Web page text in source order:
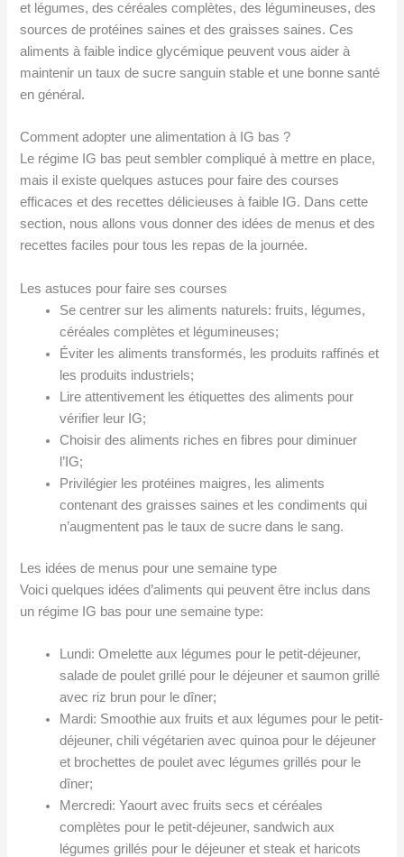
et légumes, des céréales complètes, des légumineuses, des
sources de protéines saines et des graisses saines. Ces
aliments à faible indice glycémique peuvent vous aider à
maintenir un taux de sucre sanguin stable et une bonne santé
en général.
Comment adopter une alimentation à IG bas ?
Le régime IG bas peut sembler compliqué à mettre en place,
mais il existe quelques astuces pour faire des courses
efficaces et des recettes délicieuses à faible IG. Dans cette
section, nous allons vous donner des idées de menus et des
recettes faciles pour tous les repas de la journée.
Les astuces pour faire ses courses
Se centrer sur les aliments naturels: fruits, légumes,
céréales complètes et légumineuses;
Éviter les aliments transformés, les produits raffinés et
les produits industriels;
Lire attentivement les étiquettes des aliments pour
vérifier leur IG;
Choisir des aliments riches en fibres pour diminuer
l’IG;
Privilégier les protéines maigres, les aliments
contenant des graisses saines et les condiments qui
n’augmentent pas le taux de sucre dans le sang.
Les idées de menus pour une semaine type
Voici quelques idées d’aliments qui peuvent être inclus dans
un régime IG bas pour une semaine type:
Lundi: Omelette aux légumes pour le petit-déjeuner,
salade de poulet grillé pour le déjeuner et saumon grillé
avec riz brun pour le dîner;
Mardi: Smoothie aux fruits et aux légumes pour le petit-
déjeuner, chili végétarien avec quinoa pour le déjeuner
et brochettes de poulet avec légumes grillés pour le
dîner;
Mercredi: Yaourt avec fruits secs et céréales
complètes pour le petit-déjeuner, sandwich aux
légumes grillés pour le déjeuner et steak et haricots